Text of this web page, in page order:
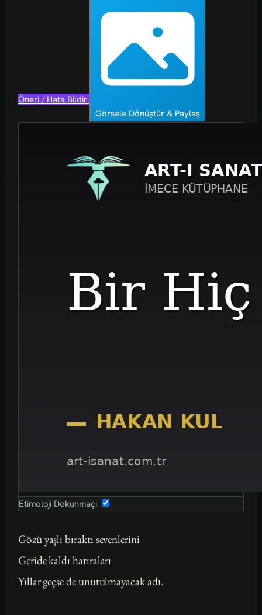
Öneri / Hata Bildir
Görsele Dönüştür & Paylaş
Etimoloji Dokunmaçı
Gözü yaşlı bıraktı sevenlerini
Geride kaldı hatıraları
Yıllar geçsedeunutulmayacak adı.